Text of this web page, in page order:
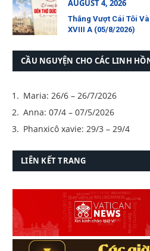
AUGUST 4, 2026
Thắng Vượt Cái Tôi
XVIII A (05/8/2026)
CẦU NGUYỆN CHO CÁC LINH
Maria: 26/6 – 26/7/2026
Anna: 07/4 – 07/5/2026
Phanxicô xavie: 29/3 – 29/4
LIÊN KẾT TRANG